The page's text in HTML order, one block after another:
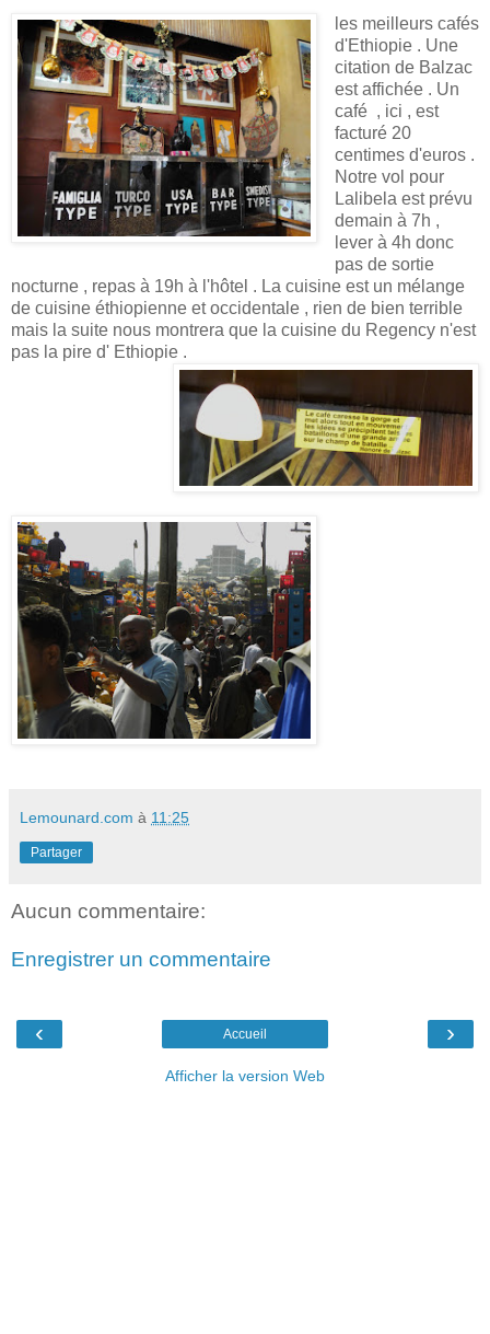
les meilleurs cafés
d'Ethiopie . Une
citation de Balzac
est affichée . Un
café , ici , est
facturé 20
centimes d'euros .
Notre vol pour
Lalibela est prévu
demain à 7h ,
lever à 4h donc
pas de sortie
nocturne , repas à 19h à l'hôtel . La cuisine est un mélange
de cuisine éthiopienne et occidentale , rien de bien terrible
mais la suite nous montrera que la cuisine du Regency n'est
pas la pire d' Ethiopie .
Lemounard.com à 11:25
Partager
Aucun commentaire:
Enregistrer un commentaire
‹ ›
Accueil
Afficher la version Web